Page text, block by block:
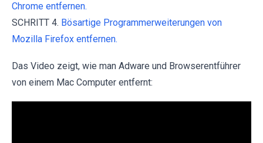
Chrome entfernen.
SCHRITT 4. Bösartige Programmerweiterungen von
Mozilla Firefox entfernen.
Das Video zeigt, wie man Adware und Browserentführer
von einem Mac Computer entfernt: